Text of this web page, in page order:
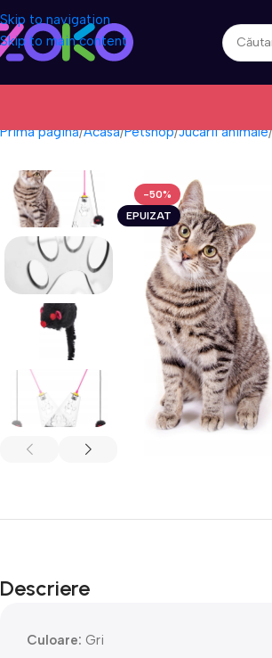
Skip to navigation
Skip to main content
Prima pagină Acasa Petshop Jucarii animale
-50%
EPUIZAT
Descriere
Culoare: Gri